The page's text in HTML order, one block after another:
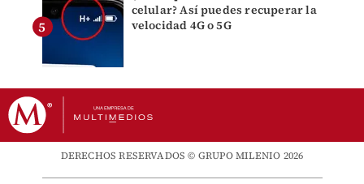
celular? Así puedes recuperar la
velocidad 4G o 5G
DERECHOS RESERVADOS © GRUPO MILENIO 2026